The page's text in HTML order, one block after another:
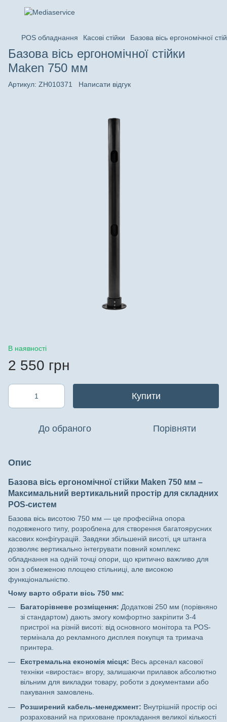
POS обладнання Касові стійки Базова вісь ергономічної
Базова вісь ергономічної стійки
Maken 750 мм
Артикул: ZH010371 Написати відгук
В наявності
2 550 грн
Купити
До обраного Порівняти
Опис
Базова вісь ергономічної стійки Maken 750 мм –
Максимальний вертикальний простір для складних
POS-систем
Базова вісь висотою 750 мм — це професійна опора
подовженого типу, розроблена для створення багатоярусних
касових конфігурацій. Завдяки збільшеній висоті, ця штанга
дозволяє вертикально інтегрувати повний комплекс
обладнання на одній точці опори, що критично важливо для
зон з обмеженою площею стільниці, але високою
функціональністю.
Чому варто обрати вісь 750 мм:
Багаторівневе розміщення: Додаткові 250 мм (порівняно
зі стандартом) дають змогу комфортно закріпити 3-4
пристрої на різній висоті: від основного монітора та POS-
термінала до рекламного дисплея покупця та тримача
принтера.
Екстремальна економія місця: Весь арсенал касової
техніки «виростає» вгору, залишаючи прилавок абсолютно
вільним для викладки товару, роботи з документами або
пакування замовлень.
Розширений кабель-менеджмент: Внутрішній простір осі
розрахований на приховане прокладання великої кількості